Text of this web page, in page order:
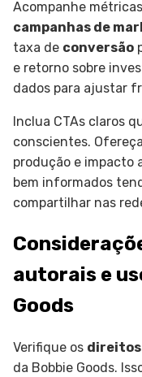
Acompanhe
campanhas de
taxa de conversão
e retorno sobre
dados para ajustar
Inclua CTAs claros
conscientes.
produção e impacto
bem informados
compartilhar nas
autorais e
Goods
Verifique os
da Bobbie Goods.